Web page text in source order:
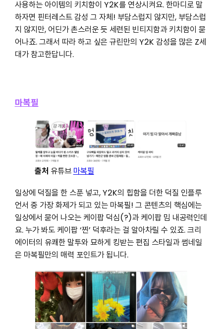
사용하는 아이템의 키치함이 Y2K를 연상시켜요. 한마디로 말
하자면 핀터레스트 감성 그 자체! 부담스럽지 않지만, 부담스럽
지 않지만, 어딘가 촌스러운 듯 세련된 빈티지함과 키치함이 묻
어나죠. 그래서 따라 하고 싶은 규린만의 Y2K 감성을 많은 Z세
대가 참고한답니다.
마복필
출처 유튜브 마복필
일상에 덕질을 한 스푼 넣고, Y2K의 힙함을 더한 덕질 인플루
언서 중 가장 화제가 되고 있는 마복필! 그 콘텐츠의 핵심에는
일상에서 묻어 나오는 케이팝 덕심(?)과 케이팝 밈 내공력인데
요. 누가 봐도 케이팝 ‘찐’ 덕후라는 걸 알아차릴 수 있죠. 크리
에이터의 유쾌한 말투와 묘하게 킹받는 편집 스타일과 썸네일
은 마복필만의 매력 포인트가 됩니다.